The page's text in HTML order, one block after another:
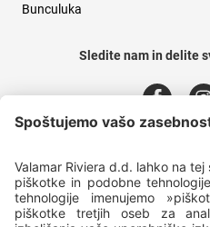
Bunculuka
Sledite nam in delite